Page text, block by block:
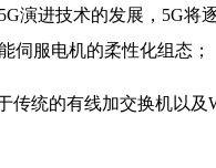
进技术的发展，5G将
伺服电机的柔性化组态；
统的有线加交换机以及